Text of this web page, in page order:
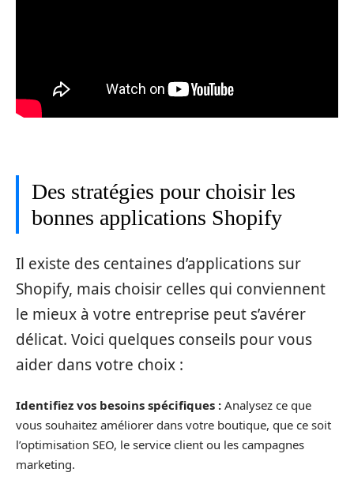
Des stratégies pour choisir les
bonnes applications Shopify
Il existe des centaines d’applications sur
Shopify, mais choisir celles qui conviennent
le mieux à votre entreprise peut s’avérer
délicat. Voici quelques conseils pour vous
aider dans votre choix :
Identifiez vos besoins spécifiques : Analysez ce que
vous souhaitez améliorer dans votre boutique, que ce soit
l’optimisation SEO, le service client ou les campagnes
marketing.